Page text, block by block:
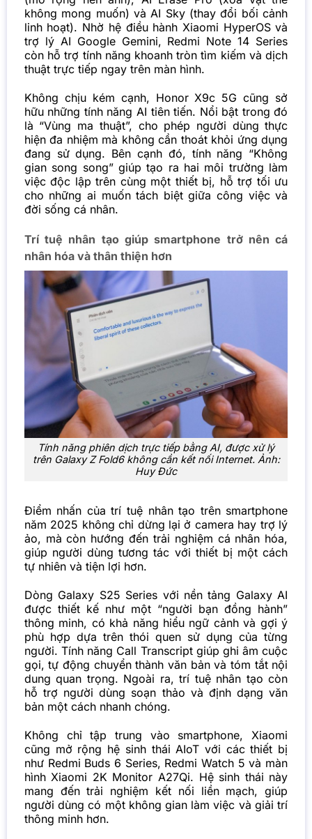
không mong muốn) và AI Sky (thay đổi bối cảnh
linh hoạt). Nhờ hệ điều hành Xiaomi HyperOS và
trợ lý AI Google Gemini, Redmi Note 14 Series
còn hỗ trợ tính năng khoanh tròn tìm kiếm và dịch
thuật trực tiếp ngay trên màn hình.
Không chịu kém cạnh, Honor X9c 5G cũng sở
hữu những tính năng AI tiên tiến. Nổi bật trong đó
là “Vùng ma thuật”, cho phép người dùng thực
hiện đa nhiệm mà không cần thoát khỏi ứng dụng
đang sử dụng. Bên cạnh đó, tính năng “Không
gian song song” giúp tạo ra hai môi trường làm
việc độc lập trên cùng một thiết bị, hỗ trợ tối ưu
cho những ai muốn tách biệt giữa công việc và
đời sống cá nhân.
Trí tuệ nhân tạo giúp smartphone trở nên cá
nhân hóa và thân thiện hơn
Tính năng phiên dịch trực tiếp bằng AI, được xử lý
trên Galaxy Z Fold6 không cần kết nối Internet. Ảnh:
Huy Đức
Điểm nhấn của trí tuệ nhân tạo trên smartphone
năm 2025 không chỉ dừng lại ở camera hay trợ lý
ảo, mà còn hướng đến trải nghiệm cá nhân hóa,
giúp người dùng tương tác với thiết bị một cách
tự nhiên và tiện lợi hơn.
Dòng Galaxy S25 Series với nền tảng Galaxy AI
được thiết kế như một “người bạn đồng hành”
thông minh, có khả năng hiểu ngữ cảnh và gợi ý
phù hợp dựa trên thói quen sử dụng của từng
người. Tính năng Call Transcript giúp ghi âm cuộc
gọi, tự động chuyển thành văn bản và tóm tắt nội
dung quan trọng. Ngoài ra, trí tuệ nhân tạo còn
hỗ trợ người dùng soạn thảo và định dạng văn
bản một cách nhanh chóng.
Không chỉ tập trung vào smartphone, Xiaomi
cũng mở rộng hệ sinh thái AIoT với các thiết bị
như Redmi Buds 6 Series, Redmi Watch 5 và màn
hình Xiaomi 2K Monitor A27Qi. Hệ sinh thái này
mang đến trải nghiệm kết nối liền mạch, giúp
người dùng có một không gian làm việc và giải trí
thông minh hơn.